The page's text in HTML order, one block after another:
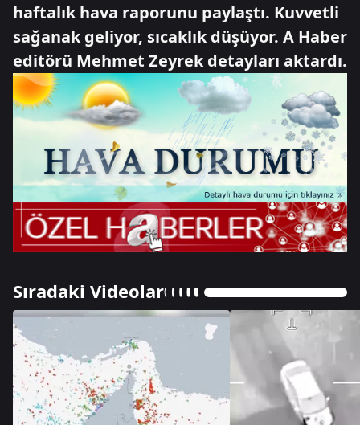
haftalık hava raporunu paylaştı. Kuvvetli
sağanak geliyor, sıcaklık düşüyor. A Haber
editörü Mehmet Zeyrek detayları aktardı.
Sıradaki Videolar